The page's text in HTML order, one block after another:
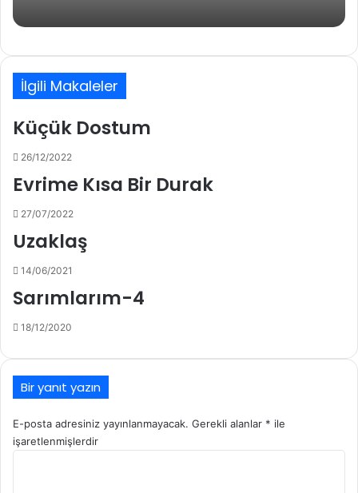
İlgili Makaleler
Küçük Dostum
26/12/2022
Evrime Kısa Bir Durak
27/07/2022
Uzaklaş
14/06/2021
Sarımlarım-4
18/12/2020
Bir yanıt yazın
E-posta adresiniz yayınlanmayacak. Gerekli alanlar * ile
işaretlenmişlerdir